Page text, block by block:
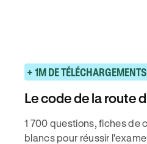
+ 1M DE TÉLÉCHARGEMENTS
Le code de la route
1 700 questions, fiches de
blancs pour réussir